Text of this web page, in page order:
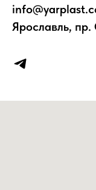
Ярославль,